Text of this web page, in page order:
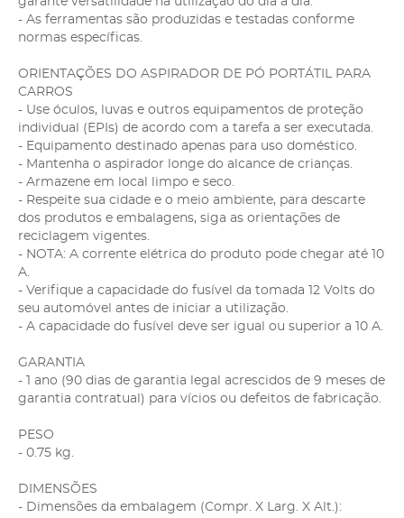
- As ferramentas são produzidas e testadas conforme
normas específicas.
ORIENTAÇÕES DO ASPIRADOR DE PÓ PORTÁTIL PARA
CARROS
- Use óculos, luvas e outros equipamentos de proteção
individual (EPIs) de acordo com a tarefa a ser executada.
- Equipamento destinado apenas para uso doméstico.
- Mantenha o aspirador longe do alcance de crianças.
- Armazene em local limpo e seco.
- Respeite sua cidade e o meio ambiente, para descarte
dos produtos e embalagens, siga as orientações de
reciclagem vigentes.
- NOTA: A corrente elétrica do produto pode chegar até 10
A.
- Verifique a capacidade do fusível da tomada 12 Volts do
seu automóvel antes de iniciar a utilização.
- A capacidade do fusível deve ser igual ou superior a 10 A.
GARANTIA
- 1 ano (90 dias de garantia legal acrescidos de 9 meses de
garantia contratual) para vícios ou defeitos de fabricação.
PESO
- 0.75 kg.
DIMENSÕES
- Dimensões da embalagem (Compr. X Larg. X Alt.):